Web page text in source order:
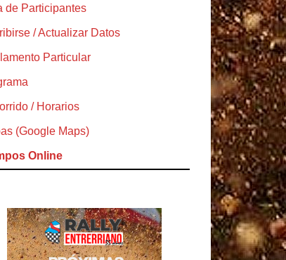
de Participantes
/ Actualizar Datos
Particular
/ Horarios
(Google Maps)
Online